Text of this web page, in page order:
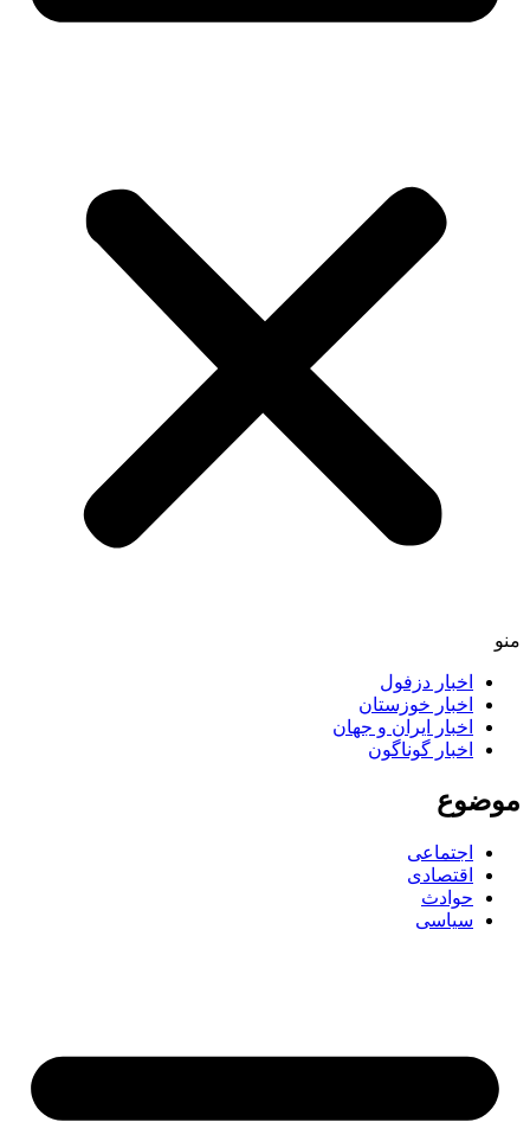
اخبار دزفول
اخبار خوزستان
اخبار ایران و جهان
اخبار گوناگون
اجتماعی
اقتصادی
حوادث
سیاسی